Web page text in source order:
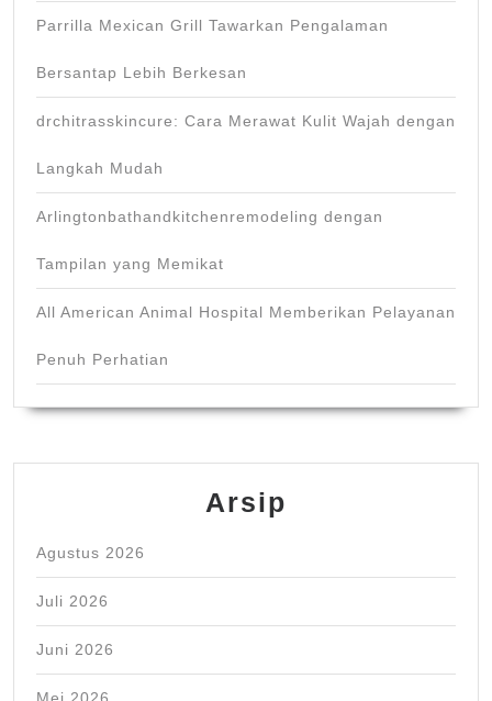
Parrilla Mexican Grill Tawarkan Pengalaman
Bersantap Lebih Berkesan
drchitrasskincure: Cara Merawat Kulit Wajah dengan
Langkah Mudah
Arlingtonbathandkitchenremodeling dengan
Tampilan yang Memikat
All American Animal Hospital Memberikan Pelayanan
Penuh Perhatian
Arsip
Agustus 2026
Juli 2026
Juni 2026